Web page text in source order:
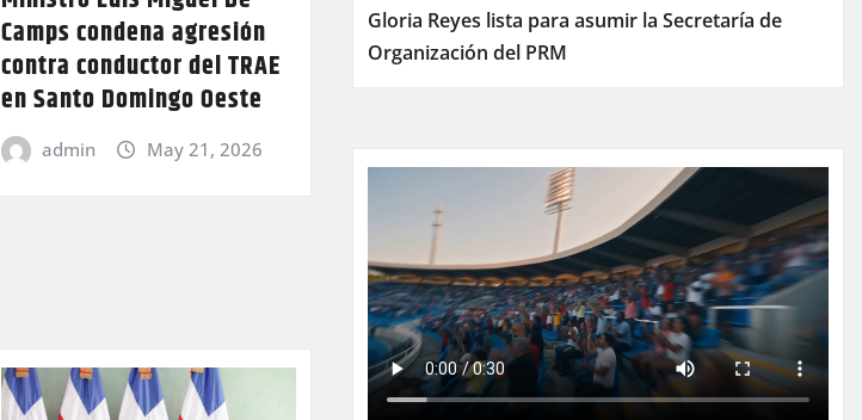
Camps condena agresión
contra conductor del TRAE
en Santo Domingo Oeste
admin May 21, 2026
Gloria Reyes lista para asumir la Secretaría de
Organización del PRM